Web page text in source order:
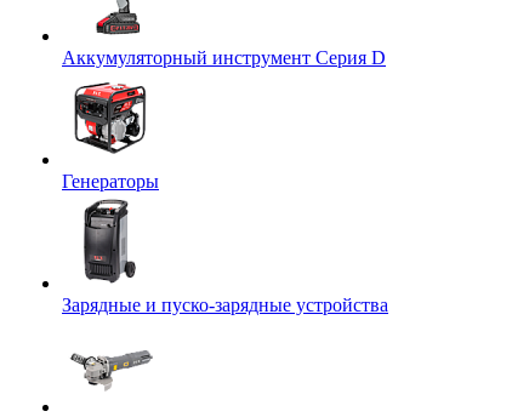
Аккумуляторный инструмент Серия D
Генераторы
Зарядные и пуско-зарядные устройства